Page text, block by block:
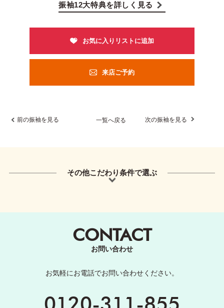
振袖12大特典を詳しく見る
来店ご予約
前の振袖を見る 一覧へ戻る 次の振袖を見る
その他こだわり条件で選ぶ
CONTACT
お問い合わせ
お気軽にお電話でお問い合わせください。